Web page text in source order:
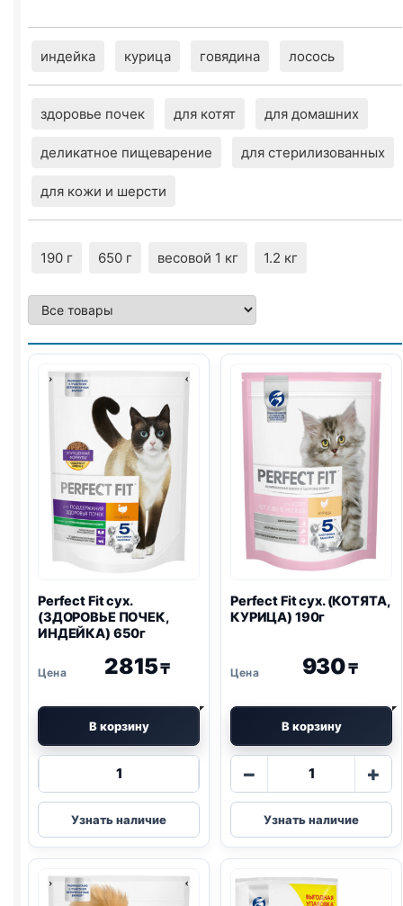
индейка курица говядина лосось
здоровье почек для котят для домашних
деликатное пищеварение для стерилизованных
для кожи и шерсти
190 г 650 г весовой 1 кг 1.2 кг
Perfect Fit сух.
(ЗДОРОВЬЕ ПОЧЕК,
ИНДЕЙКА) 650г
2815₸
В корзину
Количество
Perfect
Fit
сух.
ПОЧЕК,
Узнать наличие
Perfect Fit сух. (КОТЯТА,
КУРИЦА) 190г
930₸
В корзину
−
Количество
Perfect
Fit
сух.
КУРИЦА)
+
Узнать наличие